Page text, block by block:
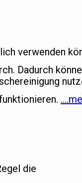
verwenden
Dadurch
die